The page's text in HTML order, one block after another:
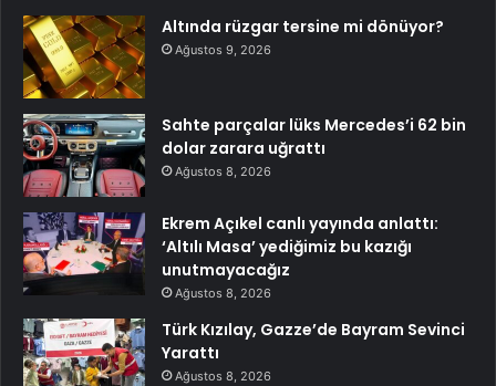
Altında rüzgar tersine mi dönüyor?
Ağustos 9, 2026
Sahte parçalar lüks Mercedes’i 62 bin
dolar zarara uğrattı
Ağustos 8, 2026
Ekrem Açıkel canlı yayında anlattı:
‘Altılı Masa’ yediğimiz bu kazığı
unutmayacağız
Ağustos 8, 2026
Türk Kızılay, Gazze’de Bayram Sevinci
Yarattı
Ağustos 8, 2026